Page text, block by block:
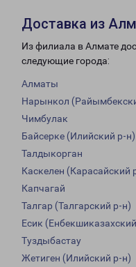
Доставка из
Из филиала в Алмате
следующие города:
Алматы
Нарынкол
Чимбулак
Байсерке (Илийский р-н)
Талдыкорган
Каскелен (Карасайский
Капчагай
Талгар (Талгарский р-н)
Есик
Туздыбастау
Жетиген (Илийский р-н)